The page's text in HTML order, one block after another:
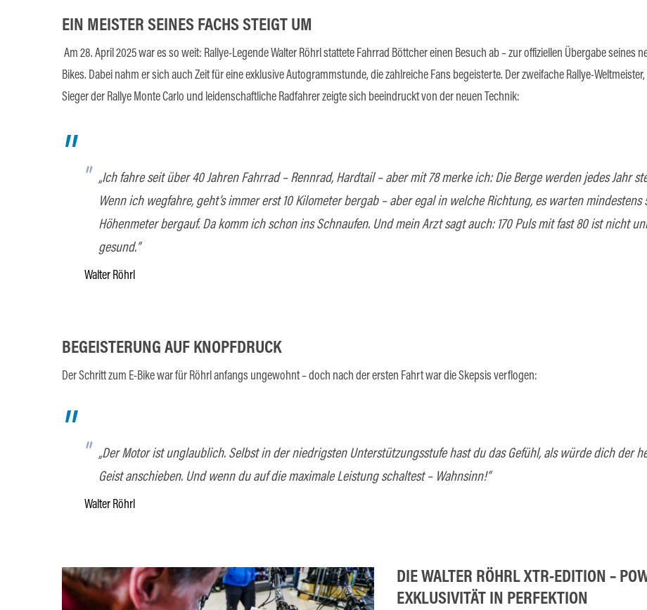
EIN MEISTER SEINES FACHS STEIGT UM
Am 28. April 2025 war es so weit: Rallye-Legende Walter Röhrl stattete Fahrrad Böttcher einen Besuch ab – zur offiziellen Übergabe seines
Bikes. Dabei nahm er sich auch Zeit für eine exklusive Autogrammstunde, die zahlreiche Fans begeisterte. Der zweifache Rallye-
Sieger der Rallye Monte Carlo und leidenschaftliche Radfahrer zeigte sich beeindruckt von der neuen Technik:
„Ich fahre seit über 40 Jahren Fahrrad – Rennrad, Hardtail – aber mit 78 merke ich: Die Berge werden jedes Jahr
Wenn ich wegfahre, geht’s immer erst 10 Kilometer bergab – aber egal in welche Richtung, es warten mindestens
Höhenmeter bergauf. Da komm ich schon ins Schnaufen. Und mein Arzt sagt auch: 170 Puls mit fast 80 ist nicht
gesund.“
Walter Röhrl
BEGEISTERUNG AUF KNOPFDRUCK
Der Schritt zum E-Bike war für Röhrl anfangs ungewohnt – doch nach der ersten Fahrt war die Skepsis verflogen:
„Der Motor ist unglaublich. Selbst in der niedrigsten Unterstützungsstufe hast du das Gefühl, als würde dich der
Geist anschieben. Und wenn du auf die maximale Leistung schaltest – Wahnsinn!“
Walter Röhrl
DIE WALTER RÖHRL XTR-EDITION –
EXKLUSIVITÄT IN PERFEKTION